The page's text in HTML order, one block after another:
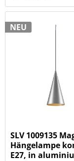
NEU
SLV 1009135
Hängelampe
E27, in